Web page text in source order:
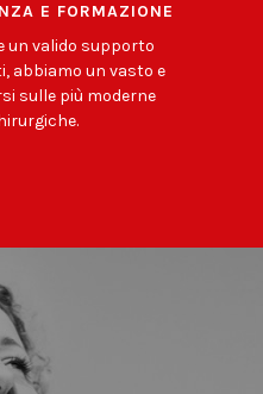
E FORMAZIONE
un valido supporto
abbiamo un vasto e
sulle più moderne